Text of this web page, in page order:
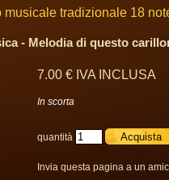
tradizionale 18
- Melodia di questo
7.00 € IVA INCLUSA
In scorta
quantità
Invia questa pagina a un